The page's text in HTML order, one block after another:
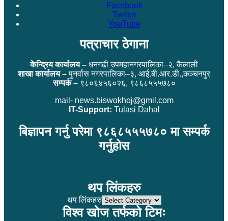
Facebook
Twitter
YouTube
पत्राचार ठेगाना
केन्द्रिय कार्यालय – धनगढी उपमहानगरपालिका–२, कैलाली
शाखा कार्यालय –पुनर्वास नगरपालिका–३, आई.बी.आर.डी.,कञ्चनपुर
सम्पर्क –९८०६४५६०२६, ९८६८५५५७८०
mail- news.biswokhoj@gmil.com
IT-Support: Tulasi Dahal
बिज्ञापन गर्नु परेमा ९८६८५५५७८० मा सम्पर्क
गर्नुहोस
थप लिंकहरु
थप लिंकहरु
विश्व खोज तर्फको टिमः